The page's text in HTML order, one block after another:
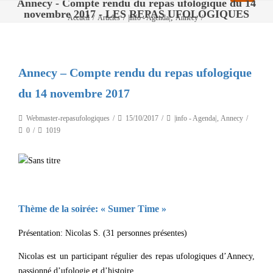
Annecy - Compte rendu du repas ufologique du 14
novembre 2017 - LES REPAS UFOLOGIQUES
Accueil / Articles / |info - Agenda|,Annecy /
Annecy – Compte rendu du repas ufologique
du 14 novembre 2017
Webmaster-repasufologiques 15/10/2017 |info - Agenda| , Annecy
0
1019
Thème de la soirée: « Sumer Time »
Présentation: Nicolas S. (31 personnes présentes)
Nicolas est un participant régulier des repas ufologiques d’Annecy,
passionné d’ufologie et d’histoire.